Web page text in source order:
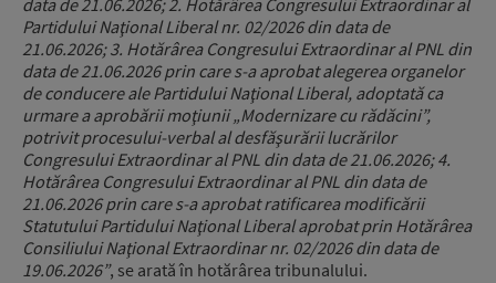
data de 21.06.2026; 2. Hotărârea Congresului Extraordinar al
Partidului Naţional Liberal nr. 02/2026 din data de
21.06.2026; 3. Hotărârea Congresului Extraordinar al PNL din
data de 21.06.2026 prin care s-a aprobat alegerea organelor
de conducere ale Partidului Naţional Liberal, adoptată ca
urmare a aprobării moţiunii „Modernizare cu rădăcini”,
potrivit procesului-verbal al desfăşurării lucrărilor
Congresului Extraordinar al PNL din data de 21.06.2026; 4.
Hotărârea Congresului Extraordinar al PNL din data de
21.06.2026 prin care s-a aprobat ratificarea modificării
Statutului Partidului Naţional Liberal aprobat prin Hotărârea
Consiliului Naţional Extraordinar nr. 02/2026 din data de
19.06.2026”, se arată în hotărârea tribunalului.